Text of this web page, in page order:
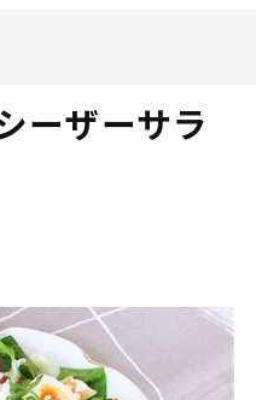
ーザーサラ